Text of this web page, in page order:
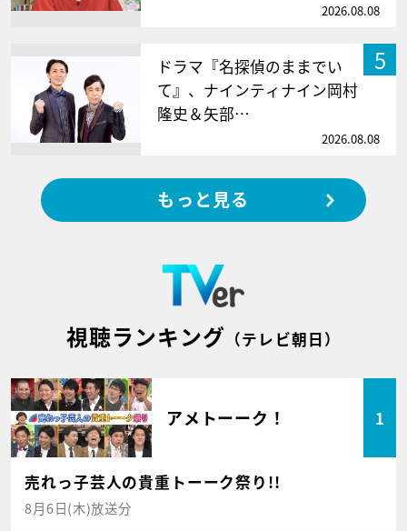
2026.08.08
5
ドラマ『名探偵のままでい
て』、ナインティナイン岡村
隆史＆矢部…
2026.08.08
もっと見る
視聴ランキング （テレビ朝日）
アメトーーク！ 1
売れっ子芸人の貴重トーーク祭り!!
8月6日(木)放送分